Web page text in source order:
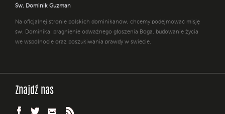
Św. Dominik Guzman
Na oficjalnej stronie polskich dominikanów, chcemy podejmować misję
św. Dominika: pragnienie odważnego głoszenia Boga, budowanie życia
we wspólnocie oraz poszukiwania prawdy w świecie.
Znajdź nas